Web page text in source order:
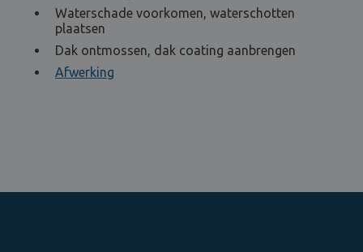
Waterschade voorkomen, waterschotten
plaatsen
Dak ontmossen, dak coating aanbrengen
Afwerking